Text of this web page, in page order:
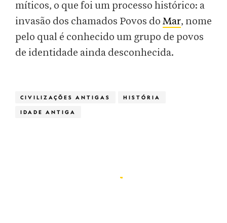
míticos, o que foi um processo histórico: a
invasão dos chamados Povos do Mar, nome
pelo qual é conhecido um grupo de povos
de identidade ainda desconhecida.
CIVILIZAÇÕES ANTIGAS HISTÓRIA
IDADE ANTIGA